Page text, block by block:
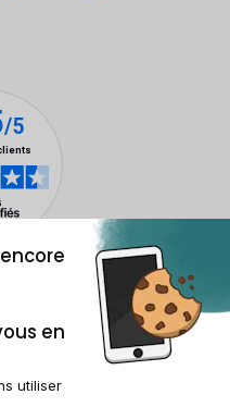
Gestion des cookies